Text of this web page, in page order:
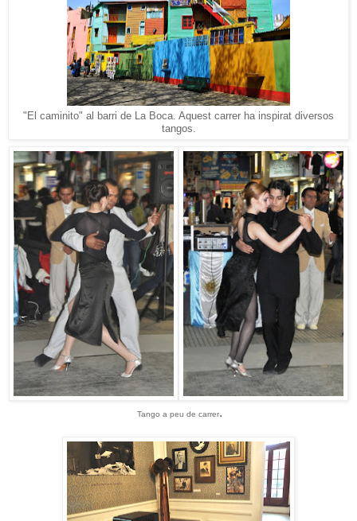
"El caminito" al barri de La Boca. Aquest carrer ha inspirat diversos
tangos.
Tango a peu de carrer.